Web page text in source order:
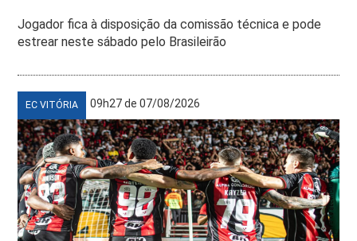
Jogador fica à disposição da comissão técnica e pode
estrear neste sábado pelo Brasileirão
EC VITÓRIA 09h27 de 07/08/2026